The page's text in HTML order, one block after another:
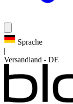
Sprache
|
Versandland - DE